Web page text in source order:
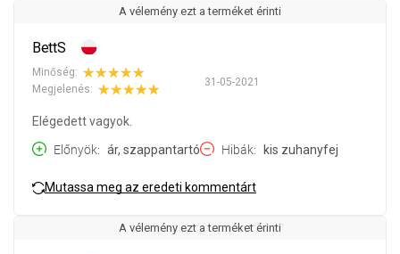
A vélemény ezt a terméket érinti
BettS
31-05-2021
Minőség:
Megjelenés:
Elégedett vagyok.
Előnyök
ár, szappantartó Hibák kis zuhanyfej
Mutassa meg az eredeti kommentárt
A vélemény ezt a terméket érinti